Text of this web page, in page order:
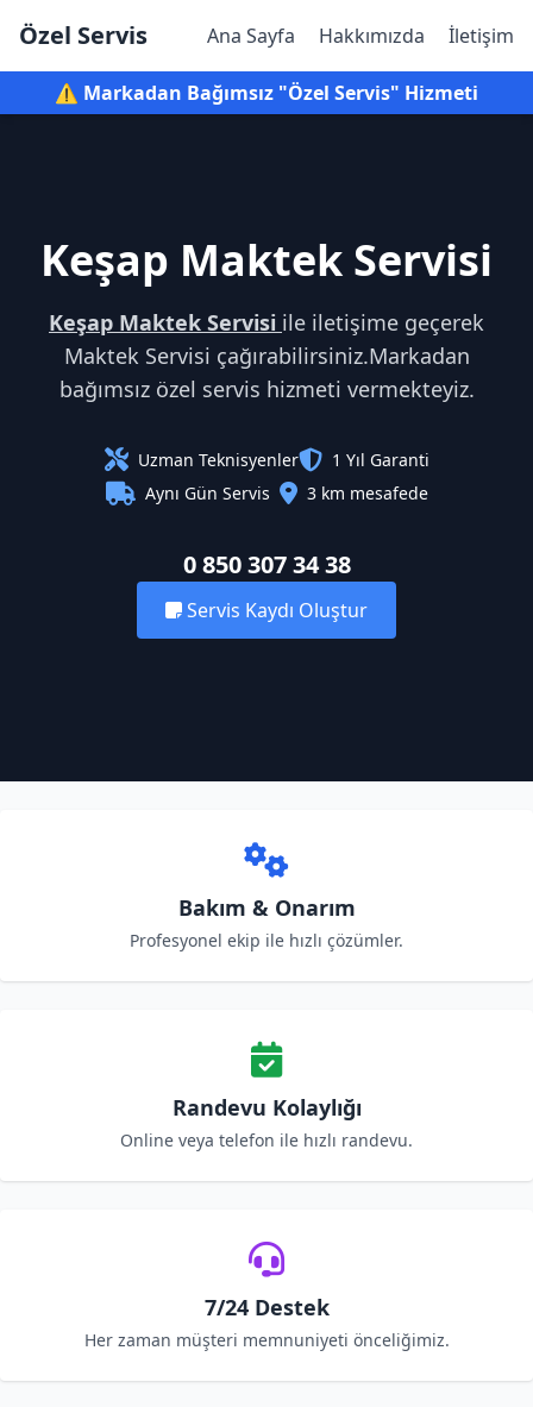
Özel Servis Ana Sayfa Hakkımızda İletişim
⚠️ Markadan Bağımsız "Özel Servis" Hizmeti
Keşap Maktek Servisi
Keşap Maktek Servisi ile iletişime geçerek
Maktek Servisi çağırabilirsiniz.Markadan
bağımsız özel servis hizmeti vermekteyiz.
Uzman Teknisyenler
1 Yıl Garanti
Aynı Gün Servis
3 km mesafede
0 850 307 34 38
Servis Kaydı Oluştur
Bakım & Onarım
Profesyonel ekip ile hızlı çözümler.
Randevu Kolaylığı
Online veya telefon ile hızlı randevu.
7/24 Destek
Her zaman müşteri memnuniyeti önceliğimiz.